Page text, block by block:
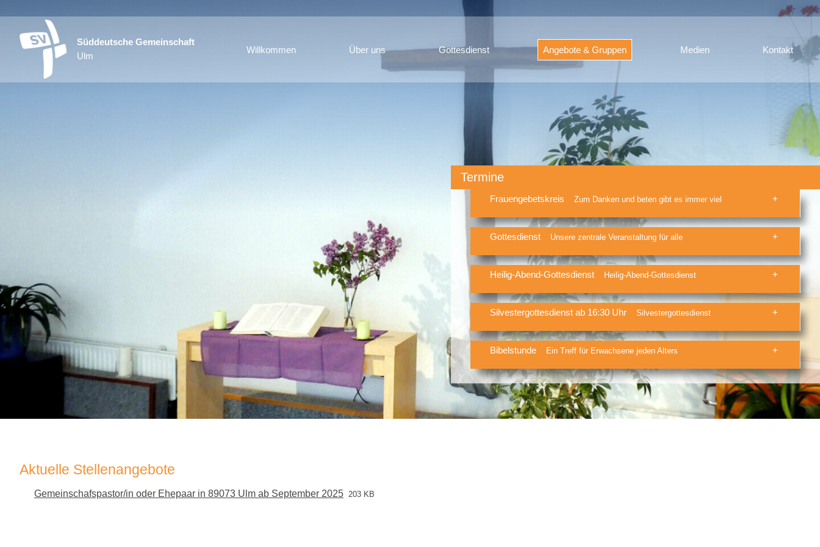
Termine
Frauengebetskreis Zum Danken und beten gibt es immer viel
Gottesdienst Unsere zentrale Veranstaltung für alle
Heilig-Abend-Gottesdienst Heilig-Abend-Gottesdienst
Silvestergottesdienst ab 16:30 Uhr Silvestergottesdienst
Bibelstunde Ein Treff für Erwachsene jeden Alters
Süddeutsche Gemeinschaft
Ulm
Willkommen Über uns Gottesdienst Angebote & Gruppen Medien Kontakt
Aktuelle Stellenangebote
Gemeinschafspastor/in oder Ehepaar in 89073 Ulm ab September 2025 203 KB